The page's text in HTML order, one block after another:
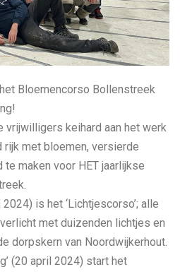
Bloemencorso Bollenstreek
vrijwilligers keihard aan het werk
rijk met bloemen, versierde
maken voor HET jaarlijkse
is het ‘Lichtjescorso’; alle
met duizenden lichtjes en
dorpskern van Noordwijkerhout.
(20 april 2024) start het